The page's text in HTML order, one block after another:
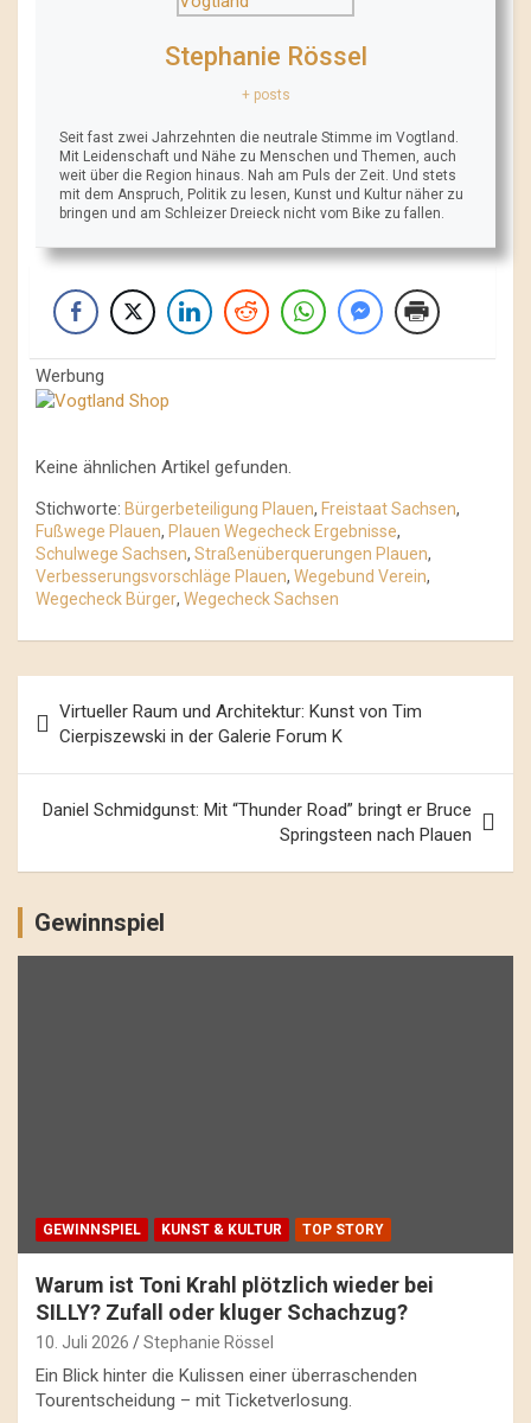
Stephanie Rössel
+ posts
Seit fast zwei Jahrzehnten die neutrale Stimme im Vogtland.
Mit Leidenschaft und Nähe zu Menschen und Themen, auch
weit über die Region hinaus. Nah am Puls der Zeit. Und stets
mit dem Anspruch, Politik zu lesen, Kunst und Kultur näher zu
bringen und am Schleizer Dreieck nicht vom Bike zu fallen.
Werbung
Keine ähnlichen Artikel gefunden.
Stichworte: Bürgerbeteiligung Plauen, Freistaat Sachsen,
Fußwege Plauen, Plauen Wegecheck Ergebnisse,
Schulwege Sachsen, Straßenüberquerungen Plauen,
Verbesserungsvorschläge Plauen, Wegebund Verein,
Wegecheck Bürger, Wegecheck Sachsen
Navigation
Virtueller Raum und Architektur: Kunst von Tim
Cierpiszewski in der Galerie Forum K
Daniel Schmidgunst: Mit “Thunder Road” bringt er Bruce
Springsteen nach Plauen
Gewinnspiel
GEWINNSPIEL KUNST & KULTUR TOP STORY
Warum ist Toni Krahl plötzlich wieder bei
SILLY? Zufall oder kluger Schachzug?
10. Juli 2026 Stephanie Rössel
Ein Blick hinter die Kulissen einer überraschenden
Tourentscheidung – mit Ticketverlosung.